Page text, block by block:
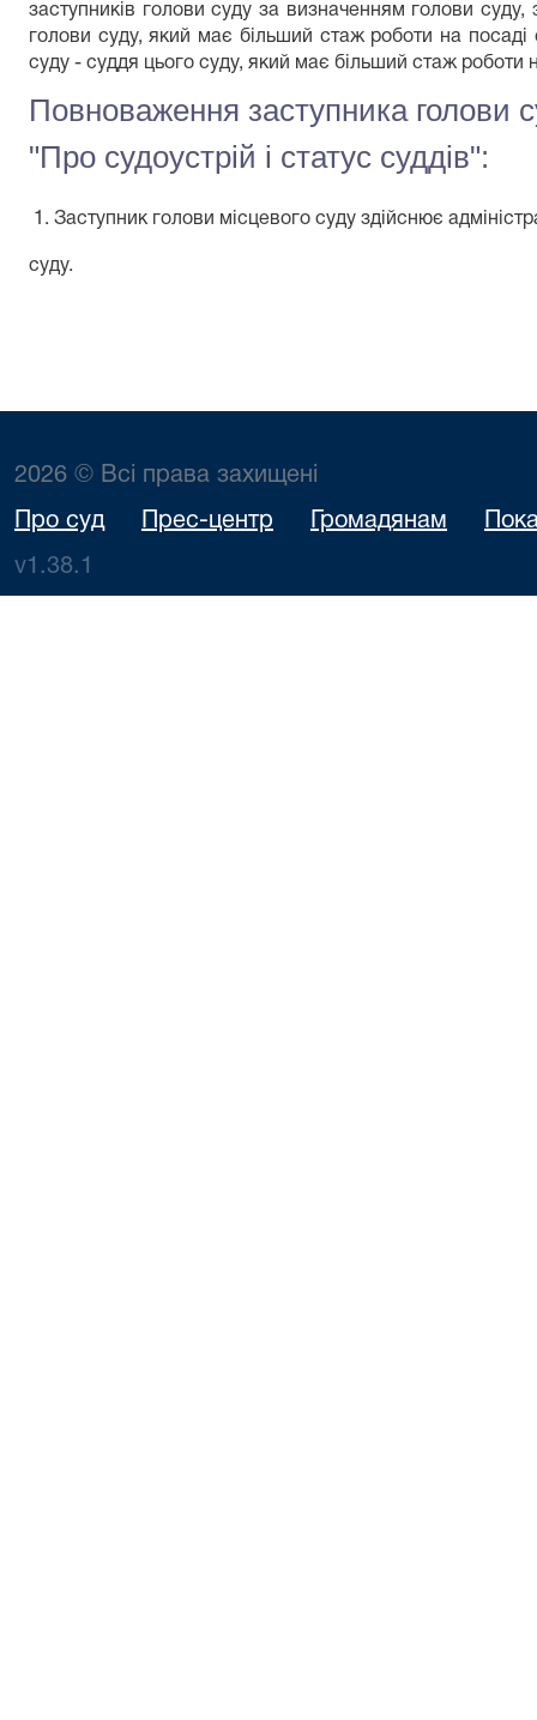
заступників голови суду за визначенням голови суду,
голови суду, який має більший стаж роботи на посаді
суду - суддя цього суду, який має більший стаж роботи
Повноваження заступника голови
"Про судоустрій і статус суддів":
1. Заступник голови місцевого суду здійснює
суду.
2026 © Всі права захищені
Про суд Прес-центр Громадянам
v1.38.1